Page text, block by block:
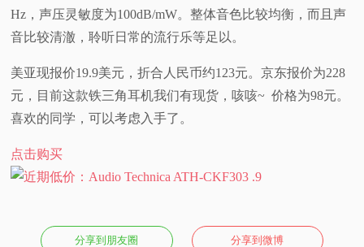
频
科
普
体
Hz，声压灵敏度为100dB/mW。整体音色比较均衡，而且声
音比较清澈，聆听日常的流行乐等足以。
美亚现报价19.9美元，折合人民币约123元。京东报价为228
元，目前这款铁三角耳机我们有现货，咳咳~ 价格为98元。
喜欢的同学，可以考虑入手了。
点击购买
分享到朋友圈 分享到微博